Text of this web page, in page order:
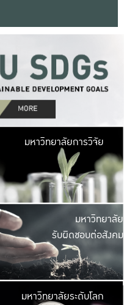
มหาวิ
มีพื้นที่เขียวสดใส
เป็นป่าในเมือง เกษต
มหาวิทยาลัยการวิจัย
มหาวิ
ค
เปิดประ
และพบเรื่องราวใ
มหาวิทยาลัย
รับผิดชอบต่อสังคม
มหาวิ
มหาวิทยาลัยระดับโลก